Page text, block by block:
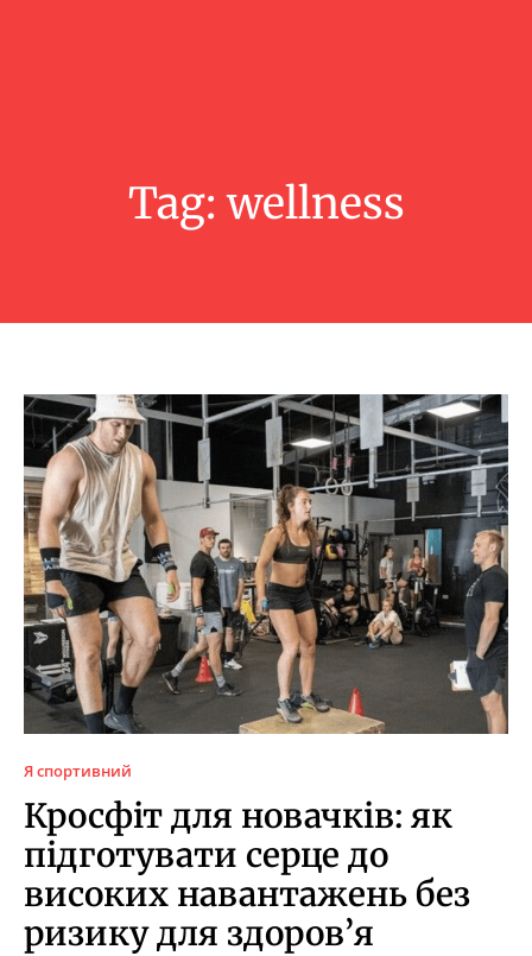
Tag:wellness
Я спортивний
Кросфіт для новачків: як
підготувати серце до
високих навантажень без
ризику для здоров’я